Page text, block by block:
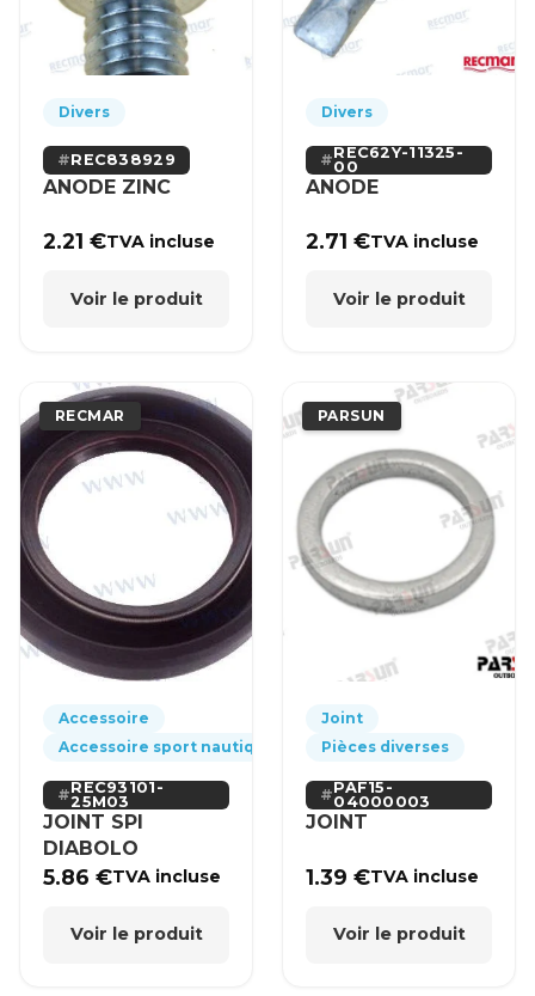
Divers
REC838929
ANODE ZINC
2.21€TVA incluse
Voir le produit
Divers
REC62Y-11325-
00
ANODE
2.71€TVA incluse
Voir le produit
RECMAR
Accessoire
Accessoire sport nautique
REC93101-
25M03
JOINT SPI
DIABOLO
5.86€TVA incluse
Voir le produit
PARSUN
Joint
Pièces diverses
PAF15-
04000003
JOINT
1.39€TVA incluse
Voir le produit